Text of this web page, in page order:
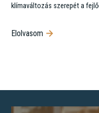
klímaváltozás szerepét a
Elolvasom